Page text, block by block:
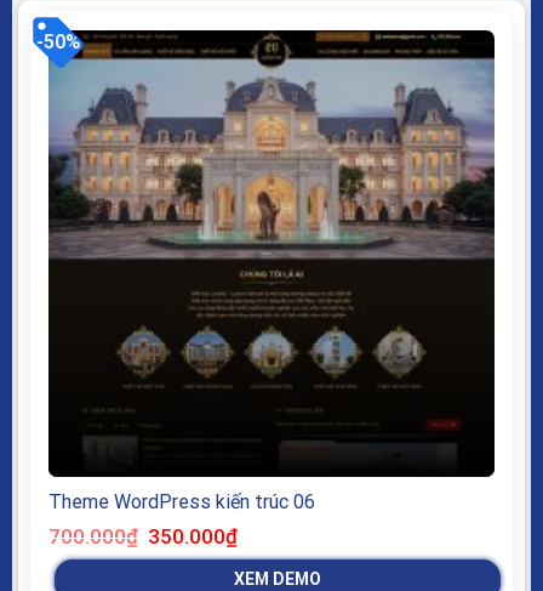
load nhanh nhẹ tối ưu với các công cụ tìm...
-50%
Theme WordPress kiến trúc 06
700.000₫ Giá
gốc
là:
350.000₫Giá
tại
là:
XEM DEMO